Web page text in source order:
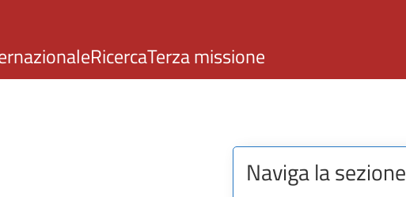
RicercaTerza missione
Naviga la sezione